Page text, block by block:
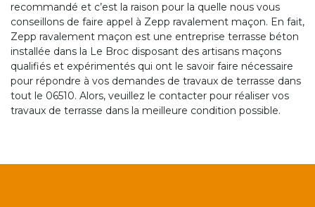
recommandé et c’est la raison pour la quelle nous vous
conseillons de faire appel à Zepp ravalement maçon. En fait,
Zepp ravalement maçon est une entreprise terrasse béton
installée dans la Le Broc disposant des artisans maçons
qualifiés et expérimentés qui ont le savoir faire nécessaire
pour répondre à vos demandes de travaux de terrasse dans
tout le 06510. Alors, veuillez le contacter pour réaliser vos
travaux de terrasse dans la meilleure condition possible.